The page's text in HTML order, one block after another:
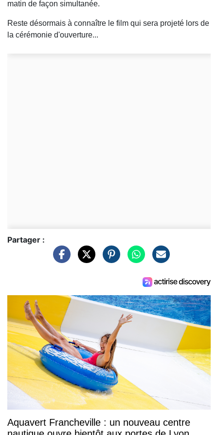
matin de façon simultanée.
Reste désormais à connaître le film qui sera projeté lors de
la cérémonie d'ouverture...
Partager :
Aquavert Francheville : un nouveau centre